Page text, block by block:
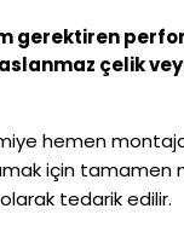
gerektiren
çelik
hemen
için tamamen
tedarik edilir.